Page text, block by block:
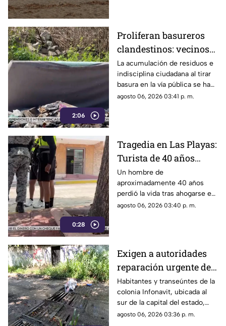
2:06
Proliferan basureros
clandestinos: vecinos
exigen conciencia y
sanciones más
estrictas
La acumulación de residuos e
indisciplina ciudadana al tirar
basura en la vía pública se ha
consolidado como un grave
agosto 06, 2026 03:41 p. m.
0:28
Tragedia en Las Playas:
Turista de 40 años
mu3r3 ahogado en la
alberca de un hotel en
Acapulco
Un hombre de
aproximadamente 40 años
perdió la vida tras ahogarse en
la alberca de un hotel del
agosto 06, 2026 03:40 p. m.
Exigen a autoridades
reparación urgente de
alcantarilla en la
colonia Infonavit de
Chilpancingo
Habitantes y transeúntes de la
colonia Infonavit, ubicada al
sur de la capital del estado,
denunciaron la falta de
agosto 06, 2026 03:36 p. m.